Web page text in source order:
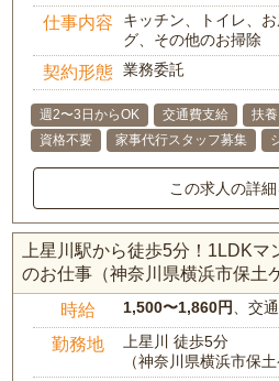
仕事内容
キッチン、トイレ、
グ、その他のお掃除
契約形態 業務委託
週2〜3日からOK 交通費支給 扶
資格不要
家事代行スタッフ募集
この求人の詳
上星川駅から徒歩5分！1LDK
のお仕事（神奈川県横浜市保土
時給 1,500〜1,860円 、交
勤務地
上星川 徒歩5分
（神奈川県横浜市保